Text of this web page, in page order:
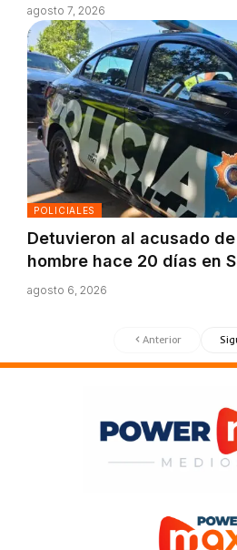
agosto 7, 2026
POLICIALES
Detuvieron al acusado
hombre hace 20 días en
agosto 6, 2026
Anterior